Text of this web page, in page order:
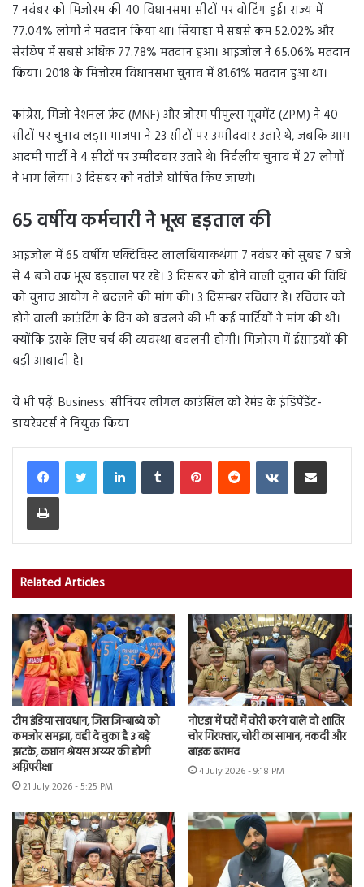
7 नवंबर को मिजोरम की 40 विधानसभा सीटों पर वोटिंग हुई। राज्य में
77.04% लोगों ने मतदान किया था। सियाहा में सबसे कम 52.02% और
सेरछिप में सबसे अधिक 77.78% मतदान हुआ। आइजोल ने 65.06% मतदान
किया। 2018 के मिजोरम विधानसभा चुनाव में 81.61% मतदान हुआ था।
कांग्रेस, मिजो नेशनल फ्रंट (MNF) और जोरम पीपुल्स मूवमेंट (ZPM) ने 40
सीटों पर चुनाव लड़ा। भाजपा ने 23 सीटों पर उम्मीदवार उतारे थे, जबकि आम
आदमी पार्टी ने 4 सीटों पर उम्मीदवार उतारे थे। निर्दलीय चुनाव में 27 लोगों
ने भाग लिया। 3 दिसंबर को नतीजे घोषित किए जाएंगे।
65 वर्षीय कर्मचारी ने भूख हड़ताल की
आइजोल में 65 वर्षीय एक्टिविस्ट लालबियाकथंगा 7 नवंबर को सुबह 7 बजे
से 4 बजे तक भूख हड़ताल पर रहे। 3 दिसंबर को होने वाली चुनाव की तिथि
को चुनाव आयोग ने बदलने की मांग की। 3 दिसम्बर रविवार है। रविवार को
होने वाली काउंटिंग के दिन को बदलने की भी कई पार्टियों ने मांग की थी।
क्योंकि इसके लिए चर्च की व्यवस्था बदलनी होगी। मिजोरम में ईसाइयों की
बड़ी आबादी है।
ये भी पढ़ें: Business: सीनियर लीगल काउंसिल को रेमंड के इंडिपेंडेंट-
डायरेक्टर्स ने नियुक्त किया
LinkedInTumblr PinterestReddit VKontakteShare via Email
Print
Related Articles
टीम इंडिया सावधान, जिस जिम्बाब्वे को
कमजोर समझा, वही दे चुका है 3 बड़े
झटके, कप्तान श्रेयस अय्यर की होगी
अग्निपरीक्षा
21 July 2026 - 5:25 PM
नोएडा में घरों में चोरी करने वाले दो शातिर
चोर गिरफ्तार, चोरी का सामान, नकदी और
बाइक बरामद
4 July 2026 - 9:18 PM